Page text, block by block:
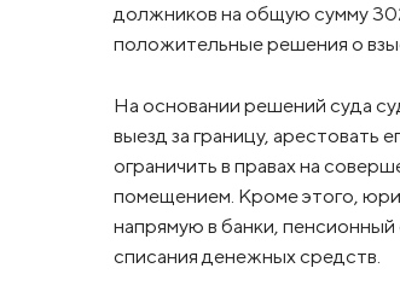
должников на общую сумму
положительные решения о
На основании решений суда
выезд за границу, арестовать
ограничить в правах на
помещением. Кроме этого,
напрямую в банки,
списания денежных средств.